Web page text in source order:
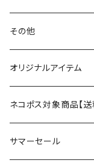
asobito
AS2OV
AXESQUIN
Ballistics
ポーチ／サコッシュ
ストレージ
パッキングアクセサリ
スリーピングギア
テント、シェルター
タープ
スリーピングギア
寝袋
マット
テーブル、チェア
テーブル
チェア
ランタン、ライト
燃料ランタン
焚火台／薪ストーブ
トップス
ボトムス
アンダーウェア
ハンドウェア
その他
遊び
フィッシング
ラジコン
ケア用品
雑貨
オリジナルアイテム
ネコポス対象商品【
サマーセール